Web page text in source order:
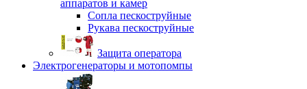
аппаратов и камер
Сопла пескоструйные
Рукава пескоструйные
Защита оператора
Электрогенераторы и мотопомпы